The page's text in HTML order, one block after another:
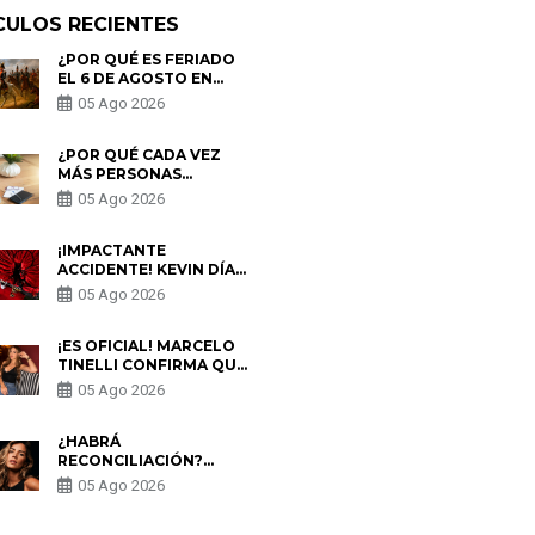
RECIENTES
¿POR QUÉ ES FERIADO
EL 6 DE AGOSTO EN
PERÚ? ESTA ES LA
HISTORIA
05 Ago 2026
¿POR QUÉ CADA VEZ
MÁS PERSONAS
UTILIZAN UNA VPN
PARA PROTEGER SU
05 Ago 2026
¡IMPACTANTE
ACCIDENTE! KEVIN DÍAZ
CAE DESDE OCHO
METROS EN “ESTO ES
PREOCUPACIÓN
05 Ago 2026
¡ES OFICIAL! MARCELO
TINELLI CONFIRMA QUE
REGRESÓ CON MILETT
FIGUEROA: “EL AMOR
05 Ago 2026
¿HABRÁ
RECONCILIACIÓN?
MARIO HART ADMITE
QUE PODRÍA VOLVER
05 Ago 2026